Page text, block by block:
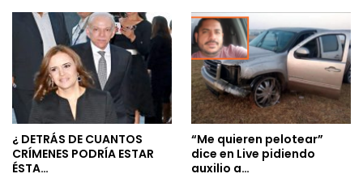
¿ DETRÁS DE CUANTOS
CRÍMENES PODRÍA ESTAR
ÉSTA…
“Me quieren pelotear”
dice en Live pidiendo
auxilio a…